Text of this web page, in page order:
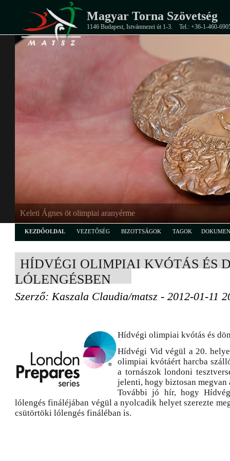
Magyar Torna Szövetség
1146 Budapest, Istvánmezei út 1-3. Tel.: +36-1-460-
Keleti Ágnes öt olimpiai aranyérme
KEZDŐOLDAL VEZETŐSÉG BIZOTTSÁGOK TAGOK
HÍDVÉGI OLIMPIAI KVÓTÁS ÉS
LÓLENGÉSBEN
Szerző: Kaszala Claudia/matsz - 2012-01-11
Hídvégi olimpiai kvótás és
Hídvégi Vid végül a 20.
olimpiai kvótáért harcba
a tornászok londoni
jelenti, hogy biztosan
További jó hír, hogy
lólengés fináléjában végül a nyolcadik helyet szerezte
csütörtöki lólengés fináléban is.